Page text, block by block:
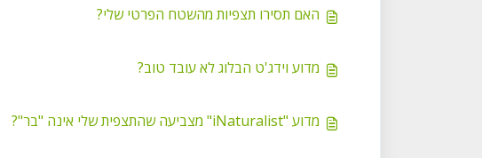
האם תסירו תצפיות מהשטח הפרטי שלי?
מדוע וידג'ט הבלוג לא עובד טוב?
מדוע "iNaturalist" מצביעה שהתצפית שלי אינה "בר"?